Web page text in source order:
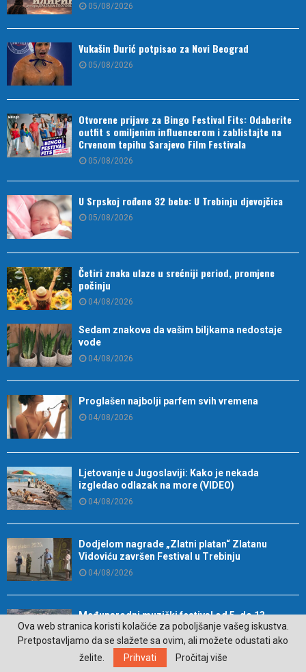
05/08/2026
Vukašin Đurić potpisao za Novi Beograd
05/08/2026
Otvorene prijave za Bingo Festival Fits: Odaberite
outfit s omiljenim influencerom i zablistajte na
Crvenom tepihu Sarajevo Film Festivala
05/08/2026
U Srpskoj rođene 32 bebe: U Trebinju djevojčica
05/08/2026
Četiri znaka ulaze u srećniji period, promjene
počinju
04/08/2026
Sedam znakova da vašim biljkama nedostaje
vode
04/08/2026
Proglašen najbolji parfem svih vremena
04/08/2026
Ljetovanje u Jugoslaviji: Kako je nekada
izgledao odlazak na more (VIDEO)
04/08/2026
Dodjelom nagrade „Zlatni platan“ Zlatanu
Vidoviću završen Festival u Trebinju
04/08/2026
Međunarodni muzički festival od 5. do 13.
avgusta u Trebinju (VIDEO)
04/08/2026
Ova web stranica koristi kolačiće za poboljšanje vašeg iskustva.
Pretpostavljamo da se slažete sa ovim, ali možete odustati ako
želite.
Prihvati Pročitaj više